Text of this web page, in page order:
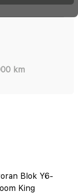
km
Blok Y6-
King